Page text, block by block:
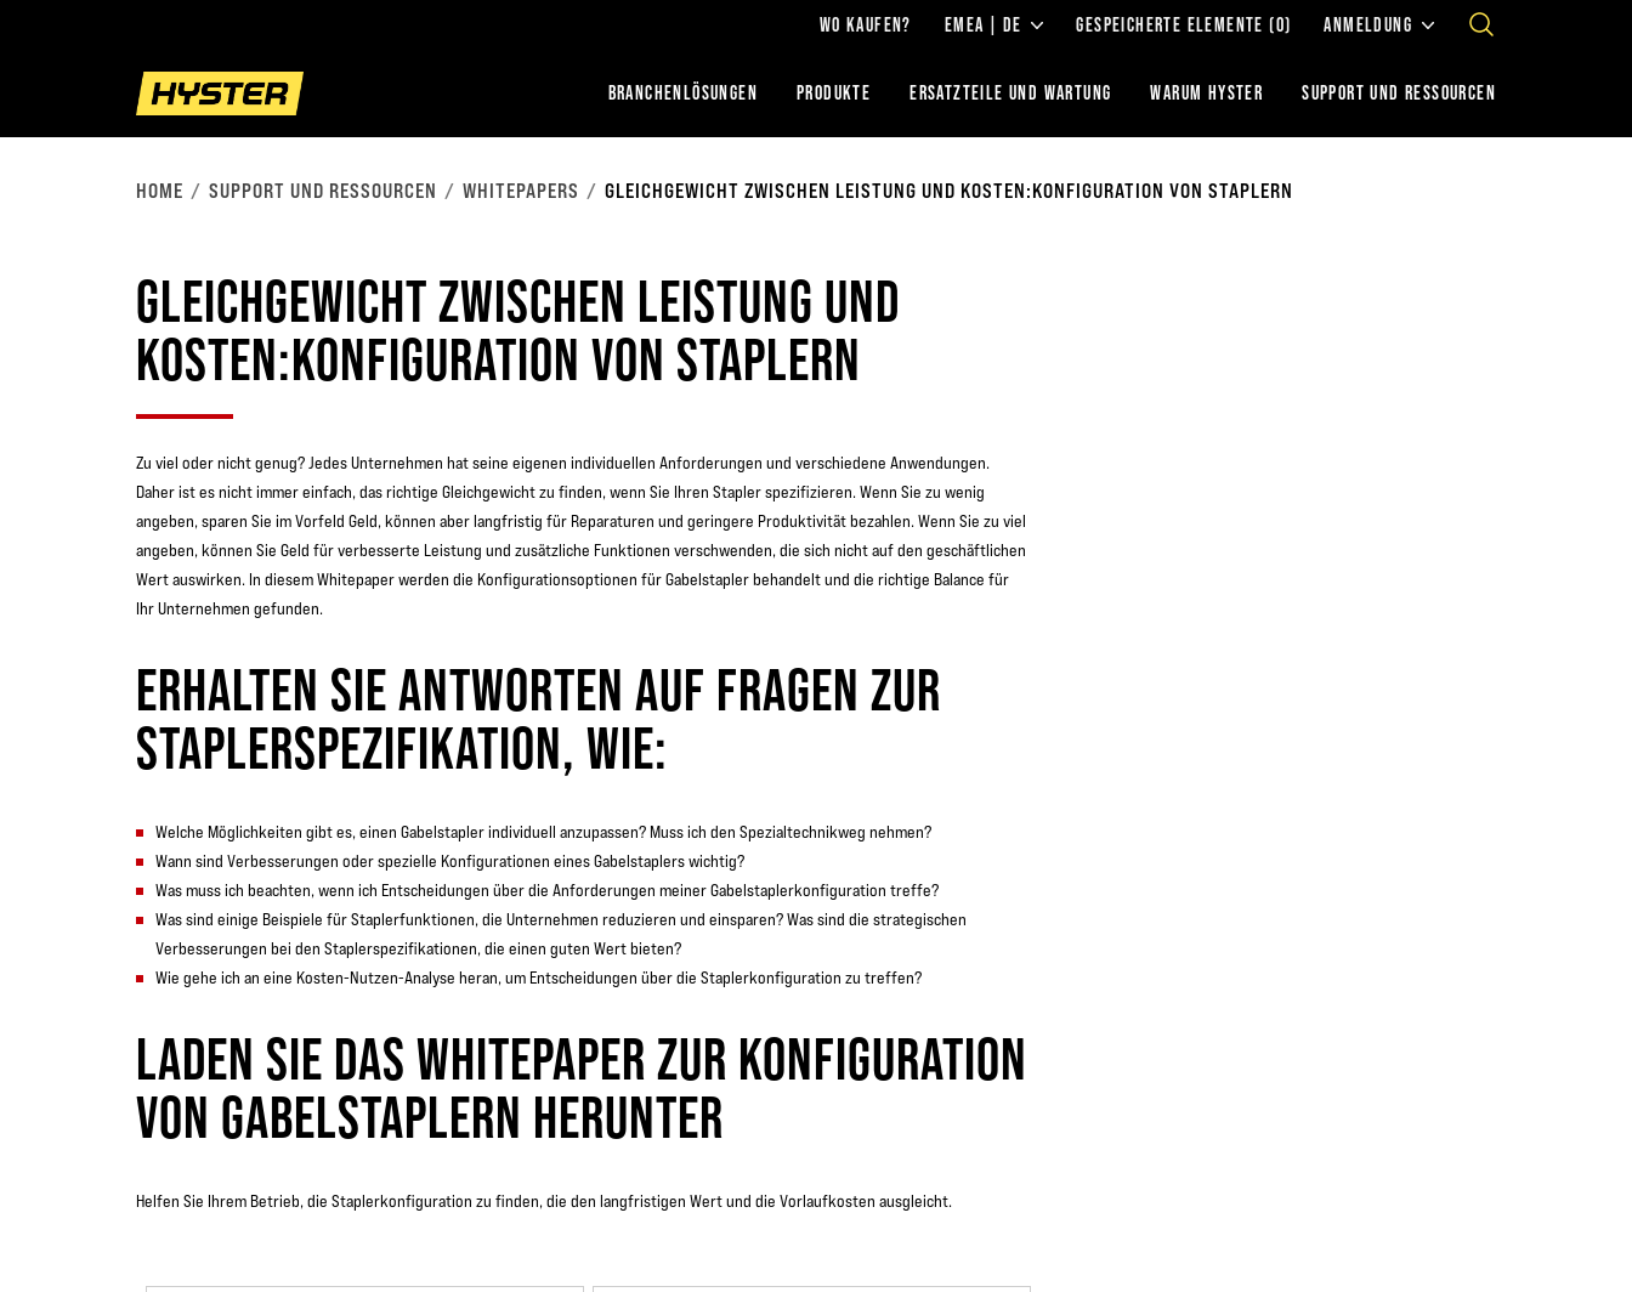
WO KAUFEN? EMEA | DE GESPEICHERTE ELEMENTE(0) ANMELDUNG
BRANCHENLÖSUNGEN PRODUKTE ERSATZTEILE UND WARTUNG WARUM HYSTER SUPPORT UND RESSOURCEN
HOME SUPPORT UND RESSOURCEN WHITEPAPERS GLEICHGEWICHT ZWISCHEN LEISTUNG UND KOSTEN:KONFIGURATION VON STAPLERN
GLEICHGEWICHT ZWISCHEN LEISTUNG UND
KOSTEN:KONFIGURATION VON STAPLERN
Zu viel oder nicht genug? Jedes Unternehmen hat seine eigenen individuellen Anforderungen und verschiedene Anwendungen.
Daher ist es nicht immer einfach, das richtige Gleichgewicht zu finden, wenn Sie Ihren Stapler spezifizieren. Wenn Sie zu wenig
angeben, sparen Sie im Vorfeld Geld, können aber langfristig für Reparaturen und geringere Produktivität bezahlen. Wenn Sie zu viel
angeben, können Sie Geld für verbesserte Leistung und zusätzliche Funktionen verschwenden, die sich nicht auf den geschäftlichen
Wert auswirken. In diesem Whitepaper werden die Konfigurationsoptionen für Gabelstapler behandelt und die richtige Balance für
Ihr Unternehmen gefunden.
ERHALTEN SIE ANTWORTEN AUF FRAGEN ZUR
STAPLERSPEZIFIKATION, WIE:
Welche Möglichkeiten gibt es, einen Gabelstapler individuell anzupassen? Muss ich den Spezialtechnikweg nehmen?
Wann sind Verbesserungen oder spezielle Konfigurationen eines Gabelstaplers wichtig?
Was muss ich beachten, wenn ich Entscheidungen über die Anforderungen meiner Gabelstaplerkonfiguration treffe?
Was sind einige Beispiele für Staplerfunktionen, die Unternehmen reduzieren und einsparen? Was sind die strategischen
Verbesserungen bei den Staplerspezifikationen, die einen guten Wert bieten?
Wie gehe ich an eine Kosten-Nutzen-Analyse heran, um Entscheidungen über die Staplerkonfiguration zu treffen?
LADEN SIE DAS WHITEPAPER ZUR KONFIGURATION
VON GABELSTAPLERN HERUNTER
Helfen Sie Ihrem Betrieb, die Staplerkonfiguration zu finden, die den langfristigen Wert und die Vorlaufkosten ausgleicht.